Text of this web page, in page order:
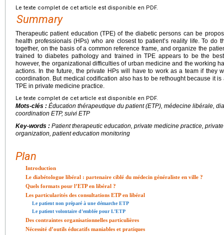
Le texte complet de cet article est disponible en PDF.
Summary
Therapeutic patient education (TPE) of the diabetic persons can be
health professionals (HPs) who are closest to patient’s reality life. To do
together, on the basis of a common reference frame, and organize the
trained to diabetes pathology and trained in TPE appears to be the
however, the organizational difficulties of urban medicine and the working
actions. In the future, the private HPs will have to work as a team if they
coordination. But medical codification also has to be rethought because it
TPE in private medicine practice.
Le texte complet de cet article est disponible en PDF.
Mots-clés : Éducation thérapeutique du patient (ETP), médecine libérale,
coordination ETP, suivi ETP
Key-words : Patient therapeutic education, private medicine practice,
organization, patient education monitoring
Plan
Introduction
Le diabétologue libéral : partenaire ciblé du médecin généraliste en ville ?
Quels formats pour l’ETP en libéral ?
Les particularités des consultations ETP en libéral
Le patient non préparé à une démarche ETP
Le patient volontaire d’emblée pour L’ETP
Des contraintes organisationnelles particulières
Nécessité d’outils éducatifs maniables et pratiques